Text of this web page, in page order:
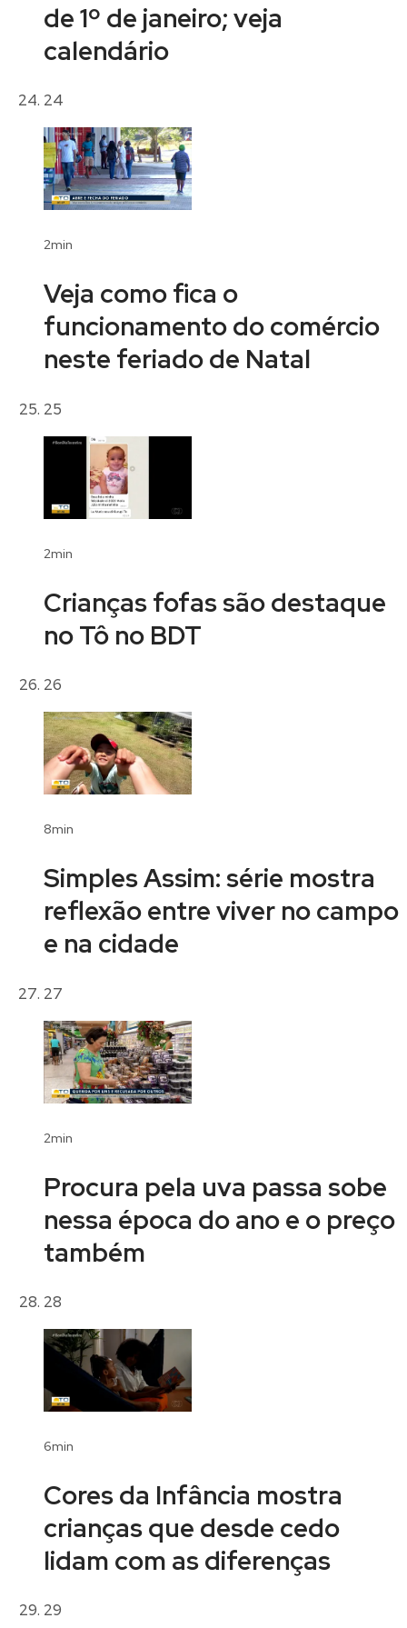
de 1º de janeiro; veja
calendário
24
2min
Veja como fica o
funcionamento do comércio
neste feriado de Natal
25
2min
Crianças fofas são destaque
no Tô no BDT
26
8min
Simples Assim: série mostra
reflexão entre viver no campo
e na cidade
27
2min
Procura pela uva passa sobe
nessa época do ano e o preço
também
28
6min
Cores da Infância mostra
crianças que desde cedo
lidam com as diferenças
29